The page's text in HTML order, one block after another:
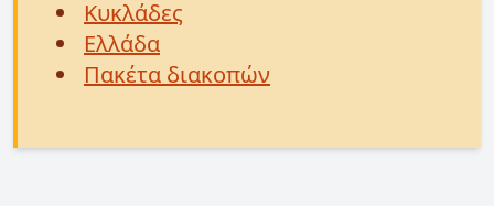
Κυκλάδες
Ελλάδα
Πακέτα διακοπών